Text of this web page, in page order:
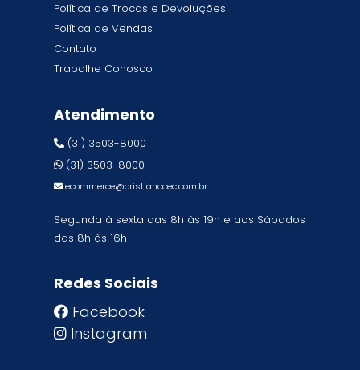
Política de Trocas e Devoluções
Política de Vendas
Contato
Trabalhe Conosco
Atendimento
(31) 3503-8000
(31) 3503-8000
ecommerce@cristianocec.com.br
Segunda à sexta das 8h às 19h e aos Sábados
das 8h às 16h
Redes Sociais
Facebook
Instagram